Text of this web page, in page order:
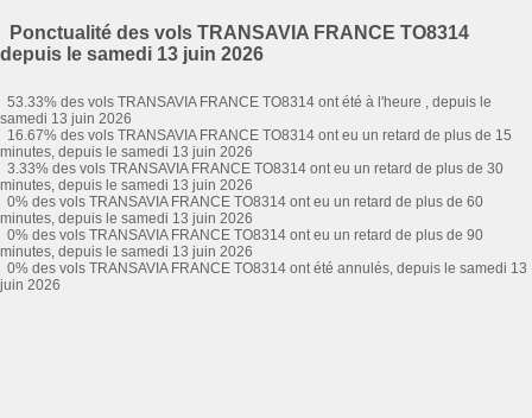
Ponctualité des vols TRANSAVIA FRANCE TO8314
depuis le samedi 13 juin 2026
53.33% des vols TRANSAVIA FRANCE TO8314 ont été à l'heure , depuis le
samedi 13 juin 2026
16.67% des vols TRANSAVIA FRANCE TO8314 ont eu un retard de plus de 15
minutes, depuis le samedi 13 juin 2026
3.33% des vols TRANSAVIA FRANCE TO8314 ont eu un retard de plus de 30
minutes, depuis le samedi 13 juin 2026
0% des vols TRANSAVIA FRANCE TO8314 ont eu un retard de plus de 60
minutes, depuis le samedi 13 juin 2026
0% des vols TRANSAVIA FRANCE TO8314 ont eu un retard de plus de 90
minutes, depuis le samedi 13 juin 2026
0% des vols TRANSAVIA FRANCE TO8314 ont été annulés, depuis le samedi 13
juin 2026